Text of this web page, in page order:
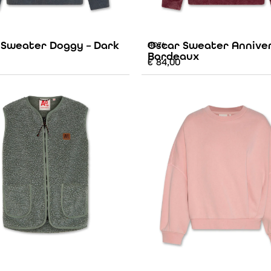
Doggy – Dark
AO76
Oscar Sweater
Bordeaux
€84,00